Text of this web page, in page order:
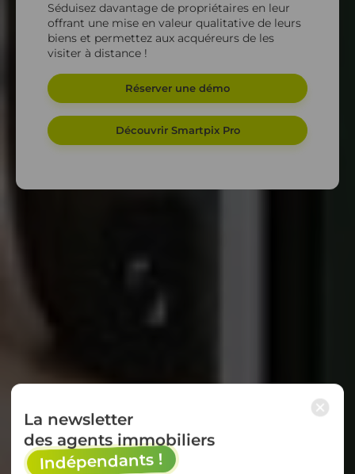
Séduisez davantage de propriétaires en leur
offrant une mise en valeur qualitative de leurs
biens et permettez aux acquéreurs de les
visiter à distance ! ​​
Réserver une démo
Découvrir Smartpix Pro
×
La newsletter
des agents immobiliers
Indépendants !